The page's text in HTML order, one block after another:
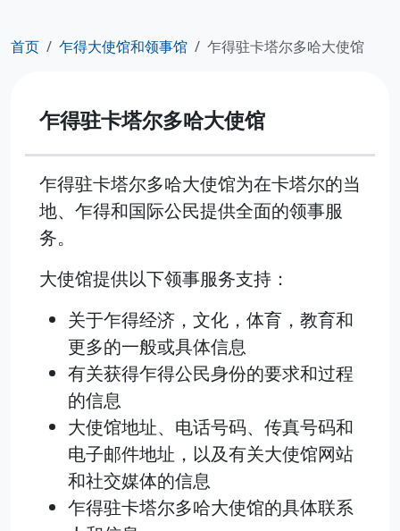
首页 乍得大使馆和领事馆 乍得驻卡塔尔多哈大使馆
乍得驻卡塔尔多哈大使馆
乍得驻卡塔尔多哈大使馆为在卡塔尔的当
地、乍得和国际公民提供全面的领事服
务。
大使馆提供以下领事服务支持：
关于乍得经济，文化，体育，教育和
更多的一般或具体信息
有关获得乍得公民身份的要求和过程
的信息
大使馆地址、电话号码、传真号码和
电子邮件地址，以及有关大使馆网站
和社交媒体的信息
乍得驻卡塔尔多哈大使馆的具体联系